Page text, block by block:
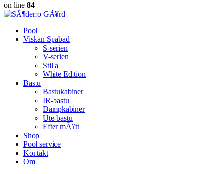
on line 84
Pool
Viskan Spabad
S-serien
V-serien
Stilla
White Edition
Bastu
Bastukabiner
IR-bastu
Dampkabiner
Ute-bastu
Efter mÃ¥tt
Shop
Pool service
Kontakt
Om